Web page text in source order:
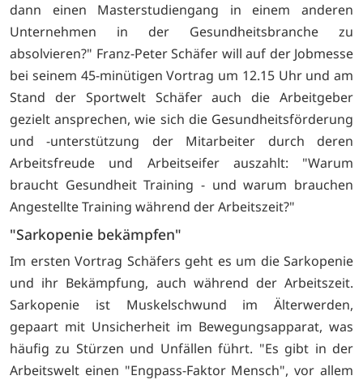
dann einen Masterstudiengang in einem anderen
Unternehmen in der Gesundheitsbranche zu
absolvieren?" Franz-Peter Schäfer will auf der Jobmesse
bei seinem 45-minütigen Vortrag um 12.15 Uhr und am
Stand der Sportwelt Schäfer auch die Arbeitgeber
gezielt ansprechen, wie sich die Gesundheitsförderung
und -unterstützung der Mitarbeiter durch deren
Arbeitsfreude und Arbeitseifer auszahlt: "Warum
braucht Gesundheit Training - und warum brauchen
Angestellte Training während der Arbeitszeit?"
"Sarkopenie bekämpfen"
Im ersten Vortrag Schäfers geht es um die Sarkopenie
und ihr Bekämpfung, auch während der Arbeitszeit.
Sarkopenie ist Muskelschwund im Älterwerden,
gepaart mit Unsicherheit im Bewegungsapparat, was
häufig zu Stürzen und Unfällen führt. "Es gibt in der
Arbeitswelt einen "Engpass-Faktor Mensch", vor allem